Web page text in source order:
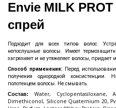
Envie MILK
спрей
Подходит для всех типов волос.
непослушные волосы. Имеет
загрязняет и не утяжеляет волосы, придает
Способ применения: Перед
получения однородной
полотенцем волосы. Не смывать.
Состав:
Water, Cyclopentasiloxane,
Dimethiconol, Silicone Quaternium 20,